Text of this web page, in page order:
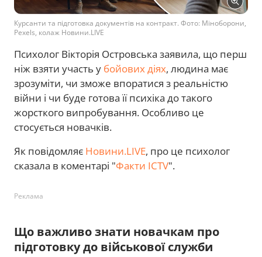
Курсанти та підготовка документів на контракт. Фото: Міноборони,
Pexels, колаж Новини.LIVE
Психолог Вікторія Островська заявила, що перш
ніж взяти участь у бойових діях, людина має
зрозуміти, чи зможе впоратися з реальністю
війни і чи буде готова її психіка до такого
жорсткого випробування. Особливо це
стосується новачків.
Як повідомляє Новини.LIVE, про це психолог
сказала в коментарі "Факти ICTV".
Реклама
Що важливо знати новачкам про
підготовку до військової служби